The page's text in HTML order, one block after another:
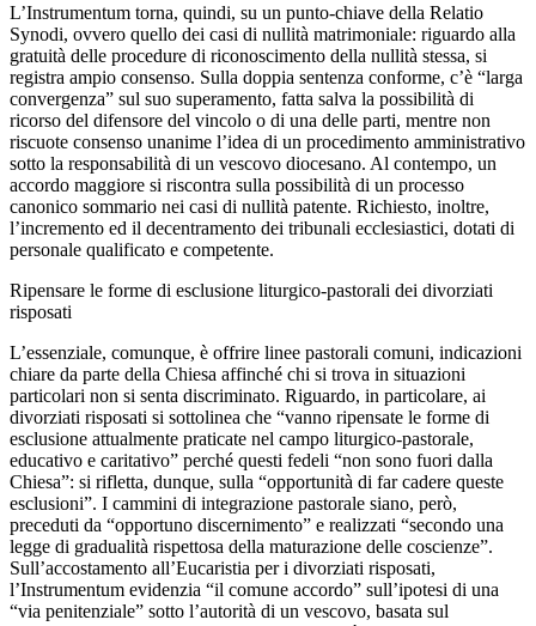
L’Instrumentum torna, quindi, su un punto-chiave della Relatio
Synodi, ovvero quello dei casi di nullità matrimoniale: riguardo alla
gratuità delle procedure di riconoscimento della nullità stessa, si
registra ampio consenso. Sulla doppia sentenza conforme, c’è “larga
convergenza” sul suo superamento, fatta salva la possibilità di
ricorso del difensore del vincolo o di una delle parti, mentre non
riscuote consenso unanime l’idea di un procedimento amministrativo
sotto la responsabilità di un vescovo diocesano. Al contempo, un
accordo maggiore si riscontra sulla possibilità di un processo
canonico sommario nei casi di nullità patente. Richiesto, inoltre,
l’incremento ed il decentramento dei tribunali ecclesiastici, dotati di
personale qualificato e competente.
Ripensare le forme di esclusione liturgico-pastorali dei divorziati
risposati
L’essenziale, comunque, è offrire linee pastorali comuni, indicazioni
chiare da parte della Chiesa affinché chi si trova in situazioni
particolari non si senta discriminato. Riguardo, in particolare, ai
divorziati risposati si sottolinea che “vanno ripensate le forme di
esclusione attualmente praticate nel campo liturgico-pastorale,
educativo e caritativo” perché questi fedeli “non sono fuori dalla
Chiesa”: si rifletta, dunque, sulla “opportunità di far cadere queste
esclusioni”. I cammini di integrazione pastorale siano, però,
preceduti da “opportuno discernimento” e realizzati “secondo una
legge di gradualità rispettosa della maturazione delle coscienze”.
Sull’accostamento all’Eucaristia per i divorziati risposati,
l’Instrumentum evidenzia “il comune accordo” sull’ipotesi di una
“via penitenziale” sotto l’autorità di un vescovo, basata sul